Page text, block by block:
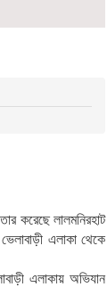
করেছে লালমনিরহাট
এলাকা থেকে
এলাকায় অভিযান